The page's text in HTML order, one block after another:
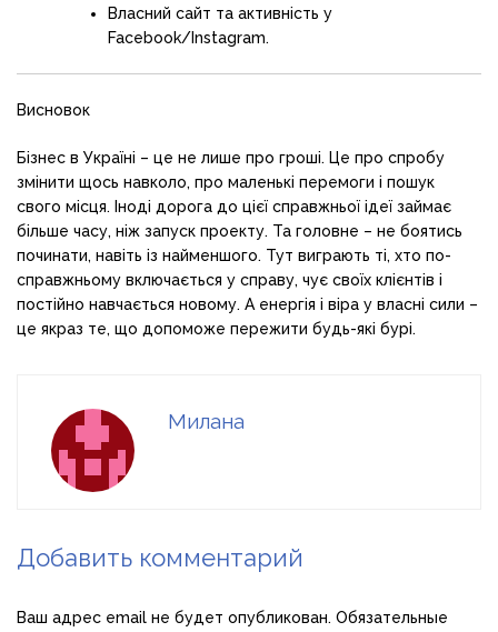
Власний сайт та активність у
Facebook/Instagram.
Висновок
Бізнес в Україні – це не лише про гроші. Це про спробу
змінити щось навколо, про маленькі перемоги і пошук
свого місця. Іноді дорога до цієї справжньої ідеї займає
більше часу, ніж запуск проекту. Та головне – не боятись
починати, навіть із найменшого. Тут виграють ті, хто по-
справжньому включається у справу, чує своїх клієнтів і
постійно навчається новому. А енергія і віра у власні сили –
це якраз те, що допоможе пережити будь-які бурі.
Милана
Добавить комментарий
Ваш адрес email не будет опубликован. Обязательные